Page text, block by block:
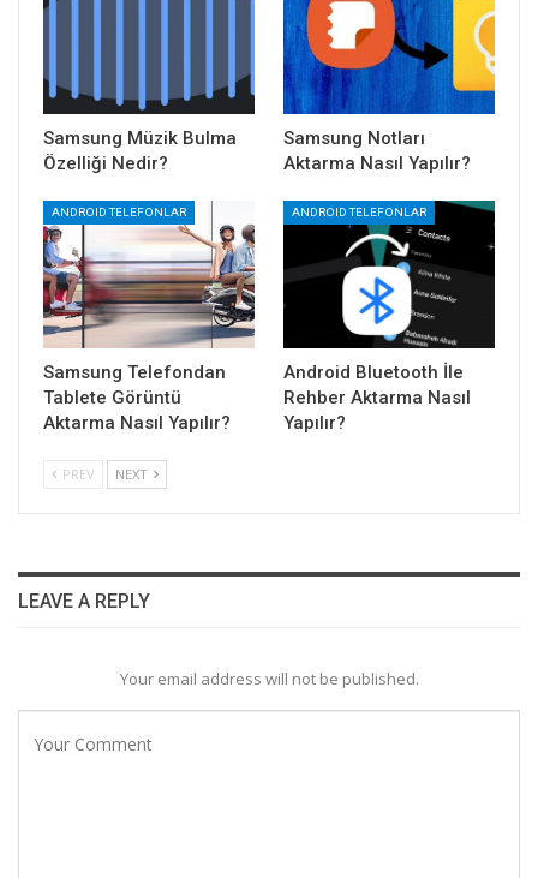
Samsung Müzik Bulma
Özelliği Nedir?
Samsung Notları
Aktarma Nasıl Yapılır?
ANDROID TELEFONLAR
Samsung Telefondan
Tablete Görüntü
Aktarma Nasıl Yapılır?
ANDROID TELEFONLAR
Android Bluetooth İle
Rehber Aktarma Nasıl
Yapılır?
PREV NEXT
LEAVE A REPLY
Your email address will not be published.